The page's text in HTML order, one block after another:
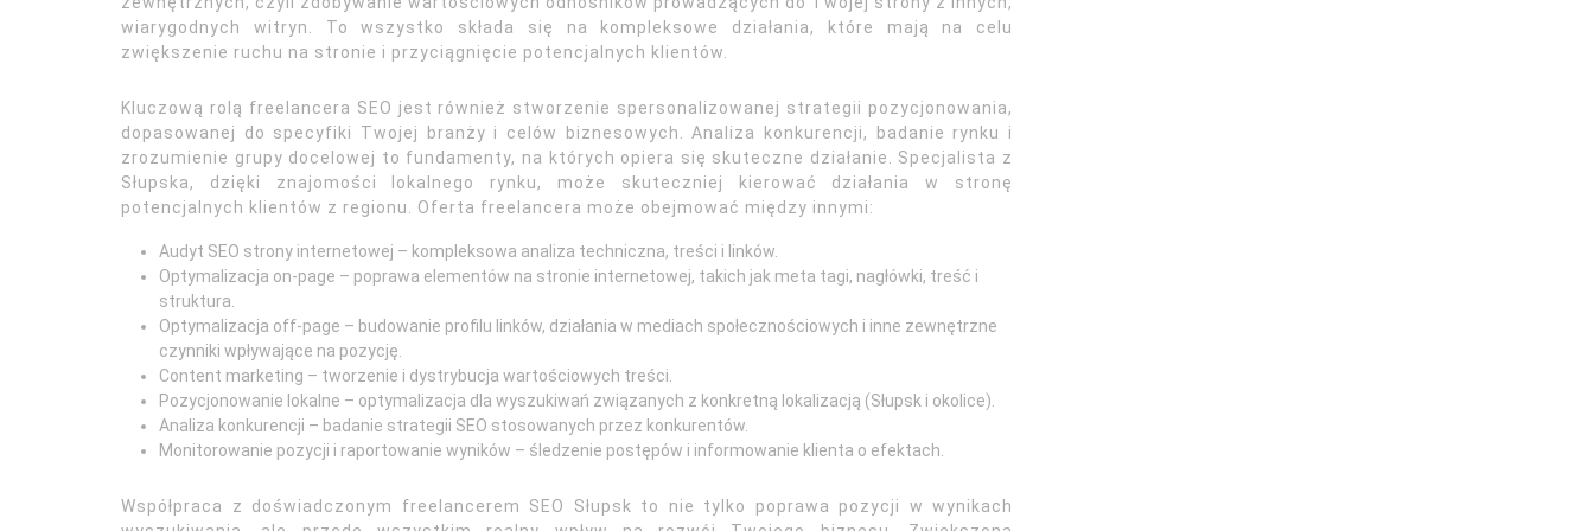
wiarygodnych witryn. To wszystko składa się na kompleksowe działania, które mają na celu
zwiększenie ruchu na stronie i przyciągnięcie potencjalnych klientów.
Kluczową rolą freelancera SEO jest również stworzenie spersonalizowanej strategii pozycjonowania,
dopasowanej do specyfiki Twojej branży i celów biznesowych. Analiza konkurencji, badanie rynku i
zrozumienie grupy docelowej to fundamenty, na których opiera się skuteczne działanie. Specjalista z
Słupska, dzięki znajomości lokalnego rynku, może skuteczniej kierować działania w stronę
potencjalnych klientów z regionu. Oferta freelancera może obejmować między innymi:
Audyt SEO strony internetowej – kompleksowa analiza techniczna, treści i linków.
Optymalizacja on-page – poprawa elementów na stronie internetowej, takich jak meta tagi, nagłówki, treść i
struktura.
Optymalizacja off-page – budowanie profilu linków, działania w mediach społecznościowych i inne zewnętrzne
czynniki wpływające na pozycję.
Content marketing – tworzenie i dystrybucja wartościowych treści.
Pozycjonowanie lokalne – optymalizacja dla wyszukiwań związanych z konkretną lokalizacją (Słupsk i okolice).
Analiza konkurencji – badanie strategii SEO stosowanych przez konkurentów.
Monitorowanie pozycji i raportowanie wyników – śledzenie postępów i informowanie klienta o efektach.
Współpraca z doświadczonym freelancerem SEO Słupsk to nie tylko poprawa pozycji w wynikach